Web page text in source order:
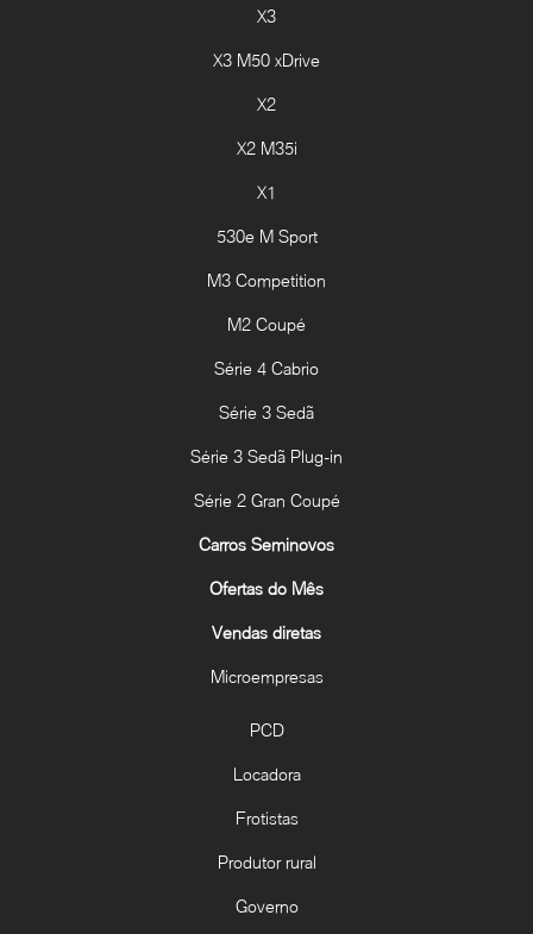
X3
X3 M50 xDrive
X2
X2 M35i
X1
530e M Sport
M3 Competition
M2 Coupé
Série 4 Cabrio
Série 3 Sedã
Série 3 Sedã Plug-in
Série 2 Gran Coupé
Carros Seminovos
Ofertas do Mês
Vendas diretas
Microempresas
PCD
Locadora
Frotistas
Produtor rural
Governo